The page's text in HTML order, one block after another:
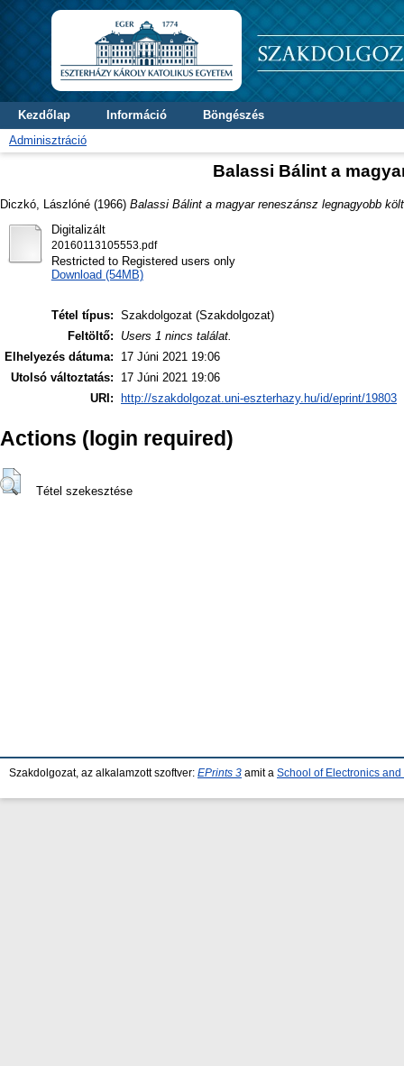
Kezdőlap Információ
Böngészés
Adminisztráció
Balassi Bálint a
Diczkó, Lászlóné (1966) Balassi Bálint a magyar reneszánsz legnagyobb
Digitalizált
20160113105553.pdf
Restricted to Registered users only
Download (54MB)
Tétel típus: Szakdolgozat (Szakdolgozat)
Feltöltő:
Users 1 nincs találat.
Elhelyezés dátuma:
17 Júni 2021 19:06
Utolsó változtatás:
17 Júni 2021 19:06
URI:
http://szakdolgozat.uni-eszterhazy.hu/id/eprint/19803
Actions (login required)
Tétel szekesztése
Szakdolgozat, az alkalamzott szoftver: EPrints 3 amit a School of Electronics